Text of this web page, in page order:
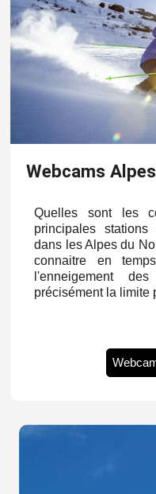
Webcams
Quelles sont les
principales
dans les Alpes du
connaitre en
l'enneigement
précisément la limite